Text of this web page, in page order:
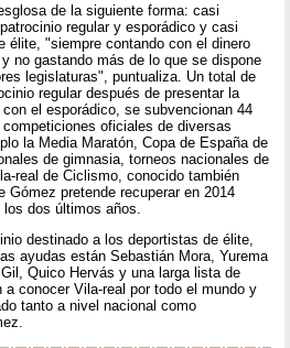
de la siguiente forma: casi
regular y esporádico y casi
élite, "siempre contando con el dinero
no gastando más de lo que se dispone
legislaturas", puntualiza. Un total de
regular después de presentar la
el esporádico, se subvencionan 44
oficiales de diversas
la Media Maratón, Copa de España de
de gimnasia, torneos nacionales de
real de Ciclismo, conocido también
Gómez pretende recuperar en 2014
dos últimos años.
destinado a los deportistas de élite,
ayudas están Sebastián Mora, Yurema
Quico Hervás y una larga lista de
conocer Vila-real por todo el mundo y
tanto a nivel nacional como